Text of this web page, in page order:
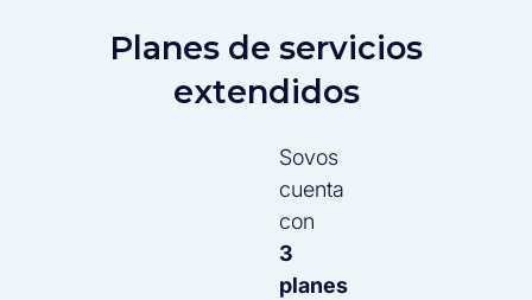
Planes de servicios
extendidos
Sovos
cuenta
con
3
planes